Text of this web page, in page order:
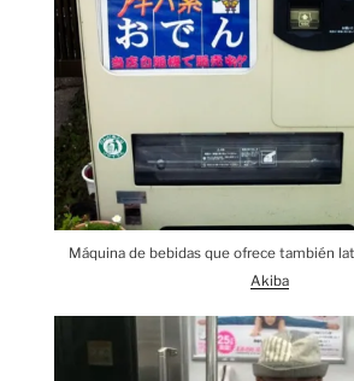
Máquina de bebidas que ofrece también
Akiba